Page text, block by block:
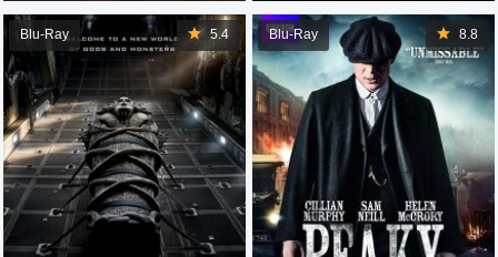
8.8
Blu-Ray
5.4
Blu-Ray